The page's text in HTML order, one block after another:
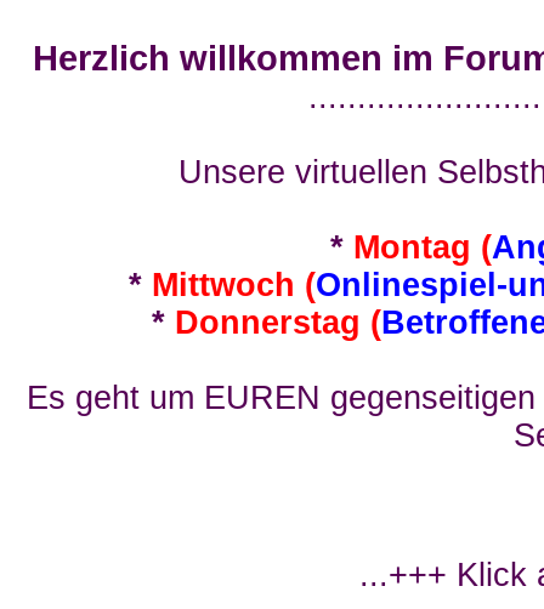
Herzlich willkommen im
Unsere virtuellen
* Montag (
* Mittwoch (Onlinespiel-
* Donnerstag (
Es geht um EUREN
...+++ Klick